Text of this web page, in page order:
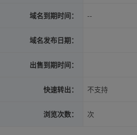
域名到期时间： --
域名发布日期：
出售到期时间：
快速转出： 不支持
浏览次数： 次